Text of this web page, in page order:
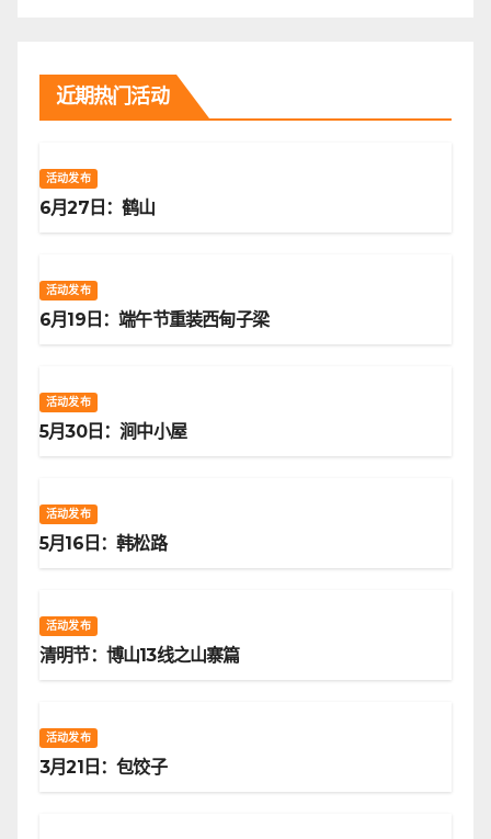
近期热门活动
活动发布
6月27日：鹤山
活动发布
6月19日：端午节重装西甸子梁
活动发布
5月30日：涧中小屋
活动发布
5月16日：韩松路
活动发布
清明节：博山13线之山寨篇
活动发布
3月21日：包饺子